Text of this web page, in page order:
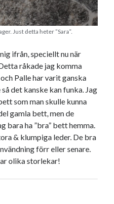
Just detta heter ”Sara”.
ifrån, speciellt nu när
råkade jag komma
Palle har varit ganska
det kanske kan funka. Jag
som man skulle kunna
gamla bett, men de
bara ha ”bra” bett hemma.
& klumpiga leder. De bra
förr eller senare.
olika storlekar!